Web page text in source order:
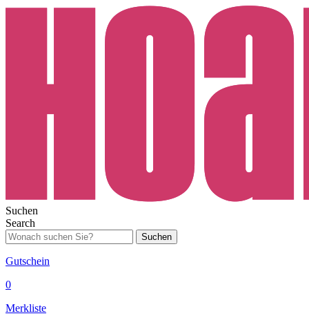
Suchen
Search
Suchen
Gutschein
0
Merkliste